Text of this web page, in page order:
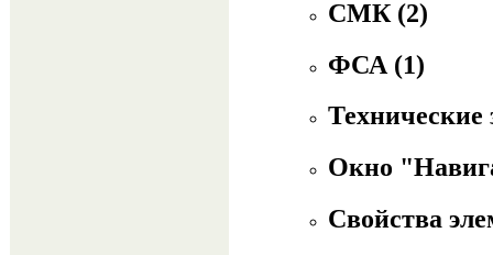
СМК (2)
ФСА (1)
Технические
Окно
Свойства